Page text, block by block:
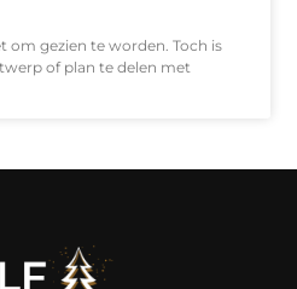
om gezien te worden. Toch is
of plan te delen met